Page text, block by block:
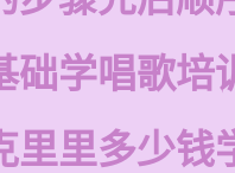
础学唱歌培
里里多少钱